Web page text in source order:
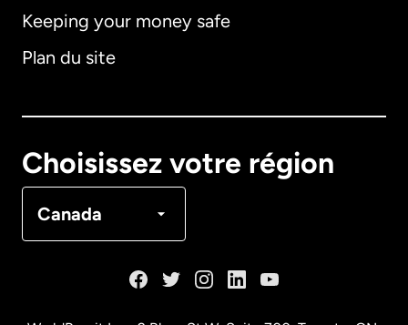
Keeping your money safe
Plan du site
Choisissez votre région
Canada
Allemagne
Français